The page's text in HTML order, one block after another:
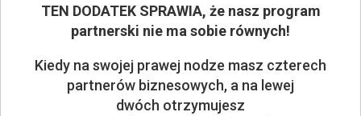
TEN DODATEK SPRAWIA, że nasz program
partnerski nie ma sobie równych!
Kiedy na swojej prawej nodze masz czterech
partnerów biznesowych, a na lewej
dwóch otrzymujesz